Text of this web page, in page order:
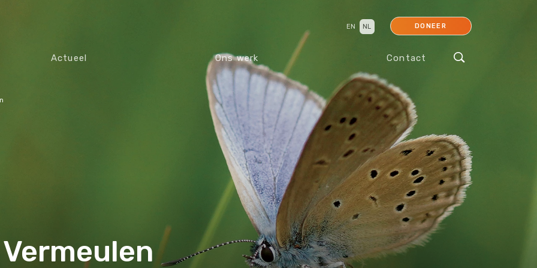
EN NL DONEER
Actueel Ons werk Contact